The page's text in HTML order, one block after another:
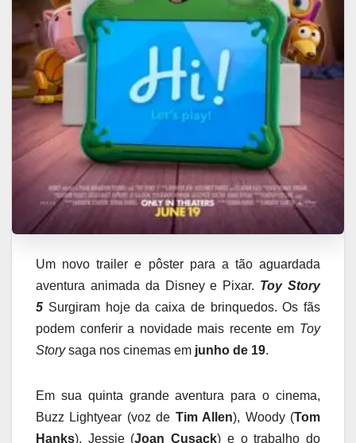
Um novo trailer e pôster para a tão aguardada
aventura animada da Disney e Pixar. Toy Story
5 Surgiram hoje da caixa de brinquedos. Os fãs
podem conferir a novidade mais recente em Toy
Storysaga nos cinemas em junho de 19.
Em sua quinta grande aventura para o cinema,
Buzz Lightyear (voz de Tim Allen), Woody (Tom
Hanks), Jessie (Joan Cusack) e o trabalho do